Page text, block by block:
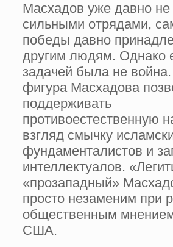
Масхадов уже давно не
сильными отрядами,
победы давно
другим людям. Однако
задачей была не
фигура Масхадова
поддерживать
противоестественную
взгляд смычку
фундаменталистов и
интеллектуалов.
«прозападный»
просто незаменим при
общественным
США.